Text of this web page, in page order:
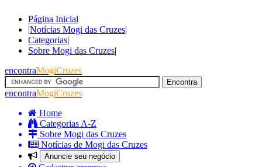
Página Inicial
|Notícias Mogi das Cruzes|
Categorias|
Sobre Mogi das Cruzes|
encontraMogiCruzes
encontraMogiCruzes
Home
Categorias A-Z
Sobre Mogi das Cruzes
Notícias de Mogi das Cruzes
Anuncie seu negócio